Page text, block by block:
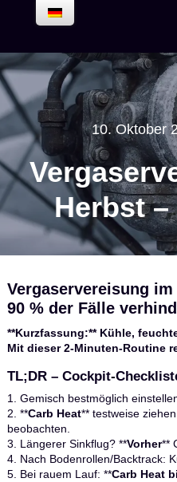
10. Oktober
Herbst
Vergaservereisung
90 % der Fälle
**Kurzfassung:** Kühle,
Mit dieser 2‑Minuten‑Routine
TL;DR –
1. Gemisch bestmöglich
2. **Carb Heat** testweise
beobachten.
3. Längerer Sinkflug? **Vorher**
4. Nach Bodenrollen/Backtrack:
5. Bei rauem Lauf: **Carb Heat